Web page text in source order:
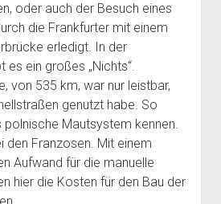
oder auch der Besuch eines
die Frankfurter mit einem
erledigt. In der
es ein großes „Nichts“.
von 535 km, war nur leistbar,
genutzt habe. So
polnische Mautsystem kennen.
den Franzosen. Mit einem
Aufwand für die manuelle
hier die Kosten für den Bau der